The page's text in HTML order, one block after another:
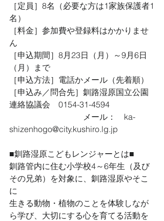
［定員］8名（必要な方は1家族保護者1
名）
［料金］参加費や登録料はかかりませ
ん
［申込期間］8月23日（月）～9月6日
（月）まで
［申込方法］電話かメール（先着順）
［申込み／問合先］釧路湿原国立公園
連絡協議会　0154-31-4594
メール：　ka-
shizenhogo@city.kushiro.lg.jp
■釧路湿原こどもレンジャーとは■
釧路管内に住む小学校4～6年生（及び
その兄弟）を対象に、釧路湿原やそこ
に
生きる動物・植物のことを体験しなが
ら学び、大切にする心を育てる活動を